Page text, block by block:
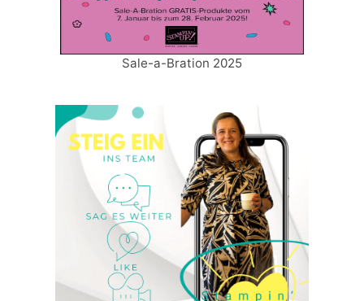
Sale-a-Bration 2025